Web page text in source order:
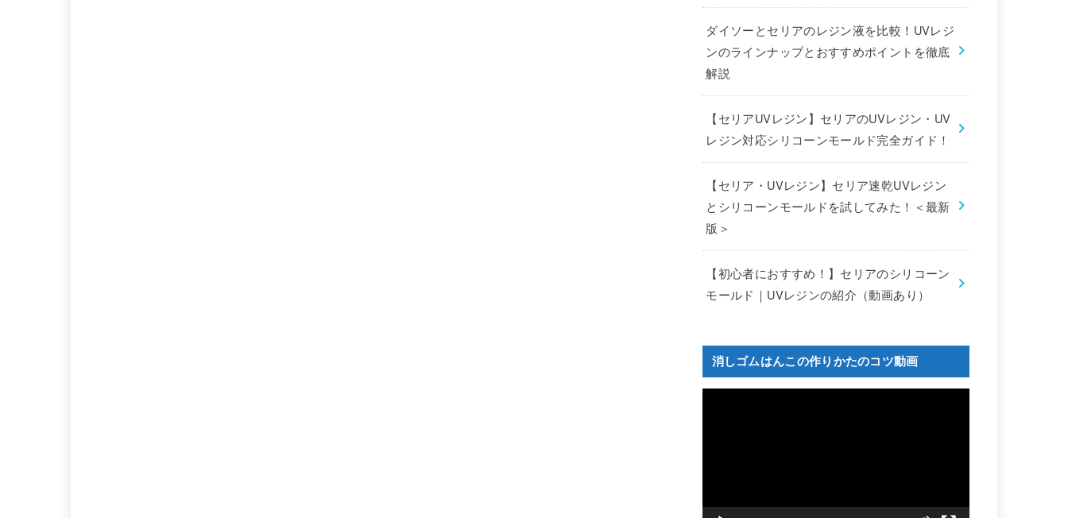
ダイソーとセリアのレジン液を比較！UVレジ
ンのラインナップとおすすめポイントを徹底
解説
【セリアUVレジン】セリアのUVレジン・UV
レジン対応シリコーンモールド完全ガイド！
【セリア・UVレジン】セリア速乾UVレジン
とシリコーンモールドを試してみた！＜最新
版＞
【初心者におすすめ！】セリアのシリコーン
モールド｜UVレジンの紹介（動画あり）
消しゴムはんこの作りかたのコツ動画
ヤ